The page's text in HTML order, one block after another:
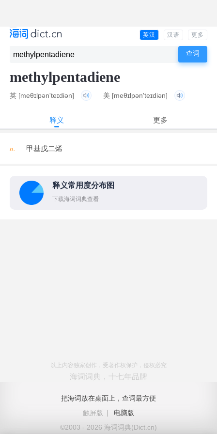
英汉 汉语 更多
methylpentadiene
英 [meθɪlpən'teɪdiən] 美 [meθɪlpən'teɪdiən]
释义 更多
n. 甲基戊二烯
释义常用度分布图
下载海词词典查看
以上内容独家创作，受著作权保护，侵权必究
海词词典，十七年品牌
把海词放在桌面上，查词最方便
触屏版
|
电脑版
©2003 - 2026 海词词典(Dict.cn)